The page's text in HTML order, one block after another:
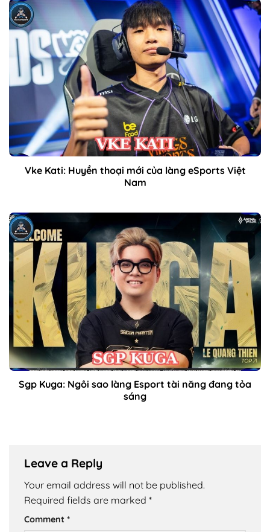
Vke Kati: Huyền thoại mới của làng eSports Việt
Nam
Sgp Kuga: Ngôi sao làng Esport tài năng đang tỏa
sáng
Leave a Reply
Your email address will not be published.
Required fields are marked *
Comment *